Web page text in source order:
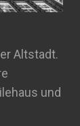
Altstadt.
und